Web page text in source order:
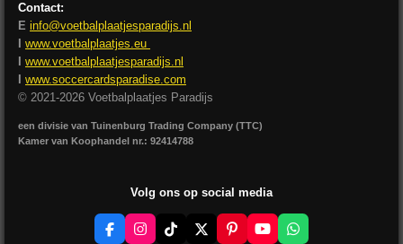
Contact:
E info@voetbalplaatjesparadijs.nl
www.voetbalplaatjes.eu
www.voetbalplaatjesparadijs.nl
www.soccercardsparadise.com
© 2021-2026 Voetbalplaatjes Paradijs
een divisie van Tuinenburg Trading Company (TTC)
Kamer van Koophandel nr.: 92414788
Volg ons op social media
F
I
T
X
P
Y
W